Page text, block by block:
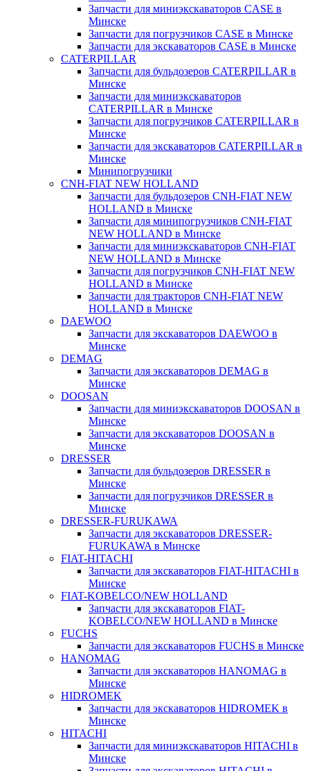
Запчасти для миниэкскаваторов CASE в
Минске
Запчасти для погрузчиков CASE в Минске
Запчасти для экскаваторов CASE в Минске
CATERPILLAR
Запчасти для бульдозеров CATERPILLAR в
Минске
Запчасти для миниэкскаваторов
CATERPILLAR в Минске
Запчасти для погрузчиков CATERPILLAR в
Минске
Запчасти для экскаваторов CATERPILLAR в
Минскe
Минипогрузчики
CNH-FIAT NEW HOLLAND
Запчасти для бульдозеров CNH-FIAT NEW
HOLLAND в Минске
Запчасти для минипогрузчиков CNH-FIAT
NEW HOLLAND в Минске
Запчасти для миниэкскаваторов CNH-FIAT
NEW HOLLAND в Минске
Запчасти для погрузчиков CNH-FIAT NEW
HOLLAND в Минске
Запчасти для тракторов CNH-FIAT NEW
HOLLAND в Минске
DAEWOO
Запчасти для экскаваторов DAEWOO в
Минске
DEMAG
Запчасти для экскаваторов DEMAG в
Минске
DOOSAN
Запчасти для миниэкскаваторов DOOSAN в
Минске
Запчасти для экскаваторов DOOSAN в
Минске
DRESSER
Запчасти для бульдозеров DRESSER в
Минске
Запчасти для погрузчиков DRESSER в
Минске
DRESSER-FURUKAWA
Запчасти для экскаваторов DRESSER-
FURUKAWA в Минске
FIAT-HITACHI
Запчасти для экскаваторов FIAT-HITACHI в
Минске
FIAT-KOBELCO/NEW HOLLAND
Запчасти для экскаваторов FIAT-
KOBELCO/NEW HOLLAND в Минске
FUCHS
Запчасти для экскаваторов FUCHS в Минске
HANOMAG
Запчасти для экскаваторов HANOMAG в
Минске
HIDROMEK
Запчасти для экскаваторов HIDROMEK в
Минске
HITACHI
Запчасти для миниэкскаваторов HITACHI в
Минске